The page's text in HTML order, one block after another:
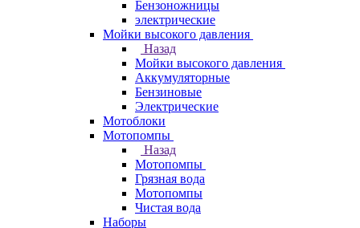
Бензоножницы
электрические
Мойки высокого давления
Назад
Мойки высокого давления
Аккумуляторные
Бензиновые
Электрические
Мотоблоки
Мотопомпы
Назад
Мотопомпы
Грязная вода
Мотопомпы
Чистая вода
Наборы